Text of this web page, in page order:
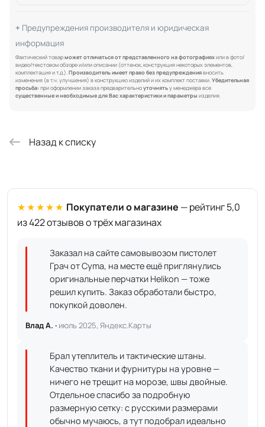
Предупреждения производителя и юридическая
информация
Фактический товарможет отличаться от представленного на фотографияхили в фото/
видео/текстовом обзоре и/или описании (оттенок, конструкция некоторых элементов,
комплектация и т.д.).Производитель имеет право без предупреждениявносить
изменения (в т.ч. улучшения) в конструкцию изделий и их комплект поставки.Убедительная
просьба: при оформлении заказа предварительноуточнятьу менеджера все
существенные и необходимые для Вас характеристики и параметры изделия.
Назад к списку
★★★★★ Покупатели о магазине — рейтинг 5,0
из 422 отзывов о трёх магазинах
Заказал на сайте самовывозом пистолет
Грач от Cyma, на месте ещё приглянулись
оригинальные перчатки Helikon — тоже
решил купить. Заказ обработали быстро,
покупкой доволен.
Влад А. · июль 2025, Яндекс.Карты
Брал утеплитель и тактические штаны.
Качество ткани и фурнитуры на уровне —
ничего не трещит на морозе, швы двойные.
Отдельное спасибо за подробную
размерную сетку: с русскими размерами
обычно мучаюсь, а тут подобрал идеально